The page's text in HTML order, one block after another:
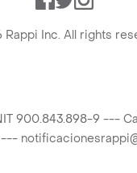
Rappi Inc. All rights
900.843.898-9 ---
---